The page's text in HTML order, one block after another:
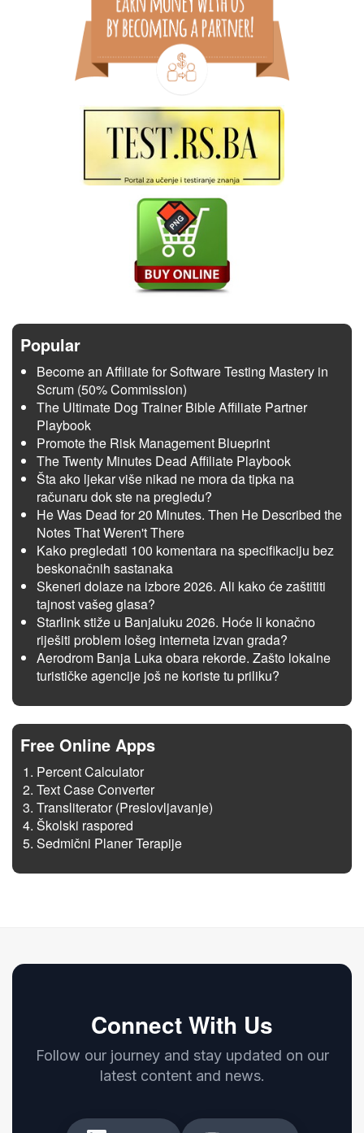
Popular
Become an Affiliate for Software Testing Mastery in
Scrum (50% Commission)
The Ultimate Dog Trainer Bible Affiliate Partner
Playbook
Promote the Risk Management Blueprint
The Twenty Minutes Dead Affiliate Playbook
Šta ako ljekar više nikad ne mora da tipka na
računaru dok ste na pregledu?
He Was Dead for 20 Minutes. Then He Described the
Notes That Weren't There
Kako pregledati 100 komentara na specifikaciju bez
beskonačnih sastanaka
Skeneri dolaze na izbore 2026. Ali kako će zaštititi
tajnost vašeg glasa?
Starlink stiže u Banjaluku 2026. Hoće li konačno
riješiti problem lošeg interneta izvan grada?
Aerodrom Banja Luka obara rekorde. Zašto lokalne
turističke agencije još ne koriste tu priliku?
Free Online Apps
Percent Calculator
Text Case Converter
Transliterator (Preslovljavanje)
Školski raspored
Sedmični Planer Terapije
Connect With Us
Follow our journey and stay updated on our
latest content and news.